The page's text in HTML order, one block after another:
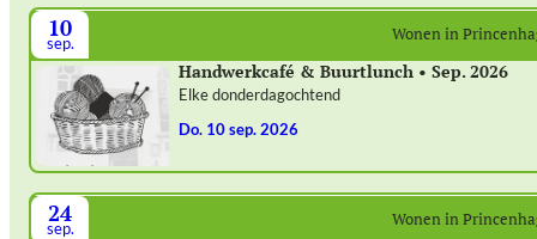
10
sep. Wonen in
Handwerkcafé & Buurtlunch • Sep. 2026
Elke donderdagochtend
do. 10 sep. 2026
24
sep. Wonen in